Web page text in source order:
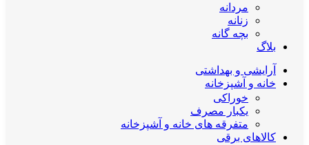
مردانه
زنانه
بچه گانه
بلاگ
آرایشی و بهداشتی
خانه و آشپزخانه
خوراکی
یکبار مصرف
متفرقه های خانه و آشپزخانه
کالاهای برقی